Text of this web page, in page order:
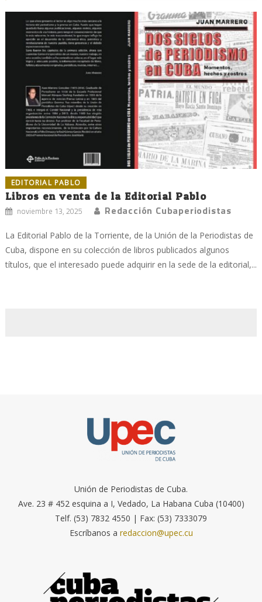
EDITORIAL PABLO
Libros en venta de la Editorial Pablo
noviembre 13, 2025 Redacción Cubaperiodistas
La Editorial Pablo de la Torriente, de la Unión de la Periodistas de
Cuba, dispone en su colección de libros publicados algunos
títulos, que el interesado puede adquirir en la sede de la editorial,...
Unión de Periodistas de Cuba.
Ave. 23 # 452 esquina a I, Vedado, La Habana Cuba (10400)
Telf. (53) 7832 4550 | Fax: (53) 7333079
Escríbanos a redaccion@upec.cu